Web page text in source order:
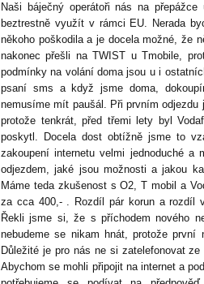
Naši báječný operátoři nás na
beztrestně využít v rámci EU. Nerada
někoho poškodila a je docela možné, že
nakonec přešli na TWIST u Tmobile,
podmínky na volání doma jsou u i
psaní sms a když jsme doma,
nemusíme mít paušál. Při prvním
protože tenkrát, před třemi lety byl
poskytl. Docela dost obtížně jsme to
zakoupení internetu velmi jednoduché
odjezdem, jaké jsou možnosti a jakou
Máme teda zkušenost s O2, T mobil a
za cca 400,- . Rozdíl pár korun a rozdíl
Řekli jsme si, že s příchodem nového
nebudeme se nikam hnát, protože první
Důležité je pro nás ne si zatelefonovat
Abychom se mohli připojit na internet a